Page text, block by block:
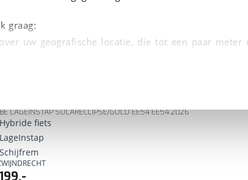
graag:
uw geografische locatie, die tot een paar meter
toestemming op elk moment wijzigen of
zorgen we voor een betere en meer
dat de website goed werkt. Ook gebruiken we
LAGEINSTAP SOLARECLIPSE/GOLD EE54 EE54 2026
Hybride fiets
LageInstap
Schijfrem